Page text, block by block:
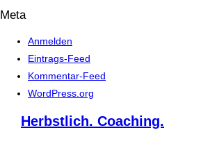
Meta
Anmelden
Eintrags-Feed
Kommentar-Feed
WordPress.org
Herbstlich. Coaching.